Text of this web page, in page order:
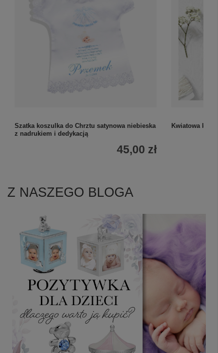
Szatka koszulka do Chrztu satynowa niebieska
z nadrukiem i dedykacją
45,00 zł
Kwiatowa
Z NASZEGO BLOGA